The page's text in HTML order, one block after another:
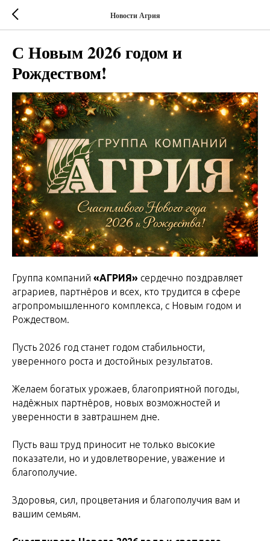
Новости Агрия
С Новым 2026 годом и
Рождеством!
Группа компаний «АГРИЯ» сердечно поздравляет
аграриев, партнёров и всех, кто трудится в сфере
агропромышленного комплекса, с Новым годом и
Рождеством.
Пусть 2026 год станет годом стабильности,
уверенного роста и достойных результатов.
Желаем богатых урожаев, благоприятной погоды,
надёжных партнёров, новых возможностей и
уверенности в завтрашнем дне.
Пусть ваш труд приносит не только высокие
показатели, но и удовлетворение, уважение и
благополучие.
Здоровья, сил, процветания и благополучия вам и
вашим семьям.